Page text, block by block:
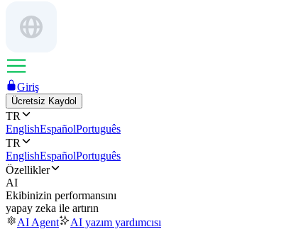
Giriş
Ücretsiz Kaydol
TR
EnglishEspañolPortuguês
TR
EnglishEspañolPortuguês
Özellikler
AI
Ekibinizin performansını
yapay zeka ile artırın
AI Agent
AI yazım yardımcısı